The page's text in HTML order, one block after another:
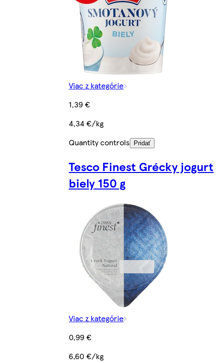
Viac z kategórie
1,39 €
4,34 €/kg
Quantity controls
Pridať
Tesco Finest Grécky jogurt
biely 150 g
Viac z kategórie
0,99 €
6,60 €/kg